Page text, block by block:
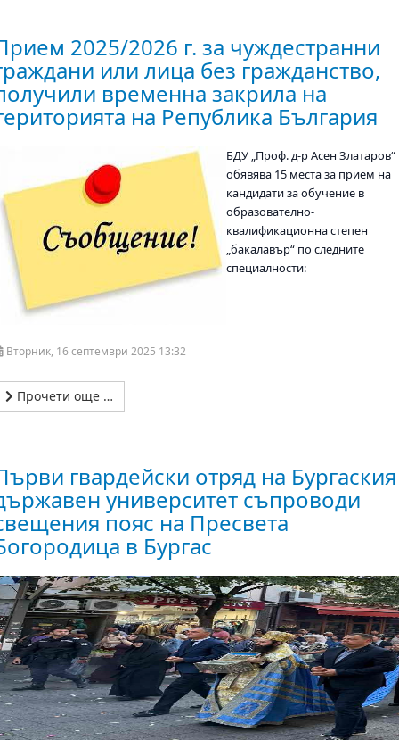
2025/2026 г. за чуждестранни
или лица без гражданство,
временна закрила на
на Република България
БДУ „Проф. д-р Асен Златаров“
обявява 15 места за прием на
кандидати за обучение в
образователно-
квалификационна степен
„бакалавър“ по следните
специалности:
Вторник, 16 септември 2025 13:32
Прочети още …
гвардейски отряд на Бургаския
университет съпроводи
пояс на Пресвета
в Бургас